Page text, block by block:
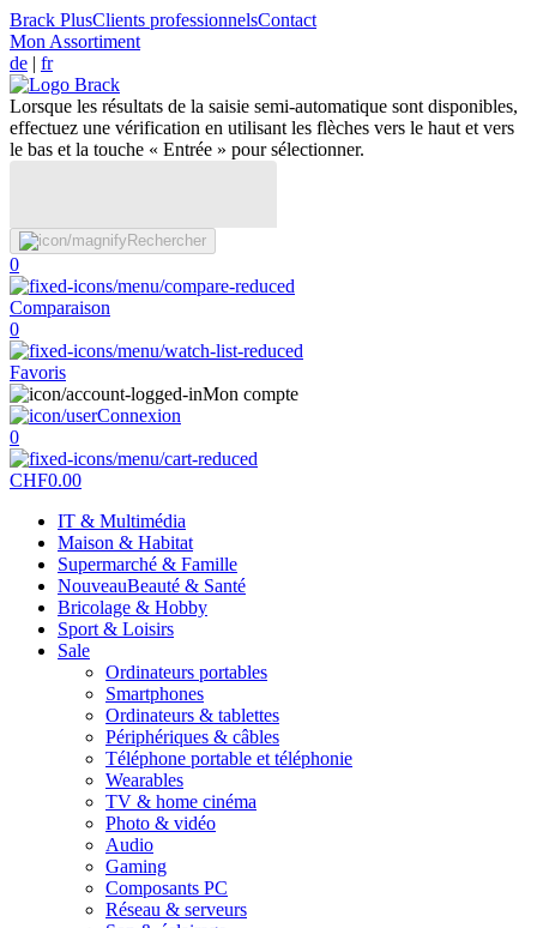
Brack PlusClients professionnelsContact
Mon Assortiment
de | fr
Lorsque les résultats de la saisie semi-automatique sont disponibles,
effectuez une vérification en utilisant les flèches vers le haut et vers
le bas et la touche « Entrée » pour sélectionner.
Rechercher
0
Comparaison
0
Favoris
Mon compte
Connexion
0
CHF0.00
IT & Multimédia
Maison & Habitat
Supermarché & Famille
NouveauBeauté & Santé
Bricolage & Hobby
Sport & Loisirs
Sale
Ordinateurs portables
Smartphones
Ordinateurs & tablettes
Périphériques & câbles
Téléphone portable et téléphonie
Wearables
TV & home cinéma
Photo & vidéo
Audio
Gaming
Composants PC
Réseau & serveurs